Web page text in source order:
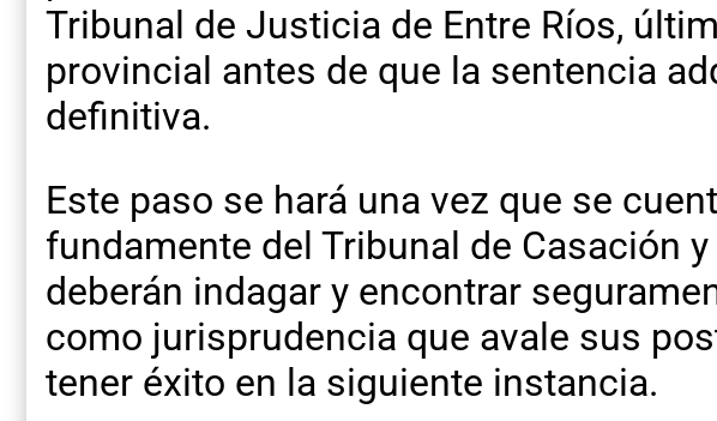
Tribunal de Justicia de Entre Ríos,
provincial antes de que la sentencia
definitiva.
Este paso se hará una vez que se
fundamente del Tribunal de Casación
deberán indagar y encontrar
como jurisprudencia que avale sus
tener éxito en la siguiente instancia.